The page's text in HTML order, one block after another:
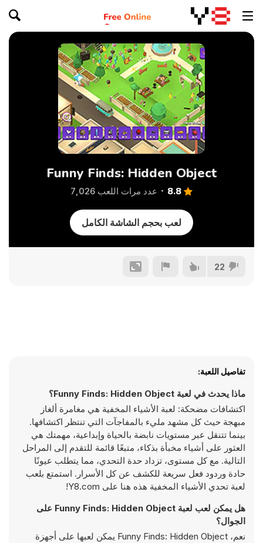
Funny Finds: Hidden Object
8.8 عدد مرات اللعب 7,026
لعب بحجم الشاشة الكامل
22
تفاصيل اللعبة:
ماذا يحدث في لعبة Funny Finds: Hidden Object؟
اكتشافات مضحكة: لعبة الأشياء المخفية هي مغامرة ألغاز
مبهجة حيث كل مشهد مليء بالمفاجآت التي تنتظر اكتشافها.
بينما تتنقل عبر مستويات نابضة بالحياة وإبداعية، مهمتك هي
العثور على أشياء مخبأة بذكاء، متبعًا قائمة للتقدم إلى المراحل
التالية. مع كل مستوى، تزداد حدة التحدي، مما يتطلب عيونًا
حادة وردود فعل سريعة للكشف عن كل الأسرار. استمتع بلعب
لعبة تحدي الأشياء المخفية هذه هنا على Y8.com!
هل يمكن لعب لعبة Funny Finds: Hidden Object على
الجوال؟
نعم، Funny Finds: Hidden Object يمكن لعبها على أجهزة